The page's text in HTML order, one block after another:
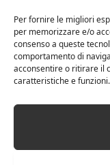
Per fornire le migliori
per memorizzare e/o
consenso a queste
comportamento di
acconsentire o ritirare il
caratteristiche e funzioni.
Le Casematte –